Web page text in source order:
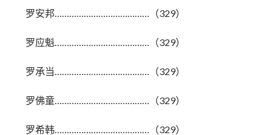
罗安邦…………………………………（329）
罗应魁…………………………………（329）
罗承当…………………………………（329）
罗佛童…………………………………（329）
罗希韩…………………………………（329）